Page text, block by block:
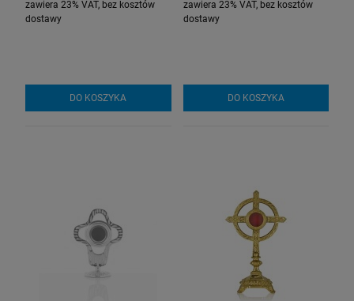
zawiera 23% VAT, bez kosztów
dostawy
DO KOSZYKA
zawiera 23% VAT, bez kosztów
dostawy
DO KOSZYKA